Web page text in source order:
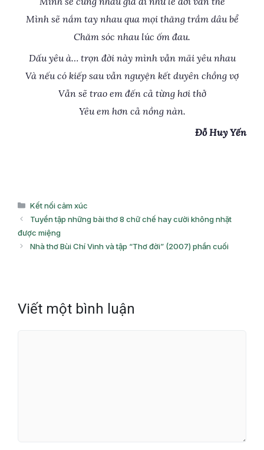
Mình sẽ nắm tay nhau qua mọi thăng trầm dâu bể
Chăm sóc nhau lúc ốm đau.
Dấu yêu à… trọn đời này mình vẫn mãi yêu nhau
Và nếu có kiếp sau vẫn nguyện kết duyên chồng vợ
Vẫn sẽ trao em đến cả từng hơi thở
Yêu em hơn cả nồng nàn.
Đỗ Huy Yến
Danh
mục
Kết nối cảm xúc
Tuyển tập những bài thơ 8 chữ chế hay cười không nhặt
được miệng
Nhà thơ Bùi Chí Vinh và tập “Thơ đời” (2007) phần cuối
Viết một bình luận